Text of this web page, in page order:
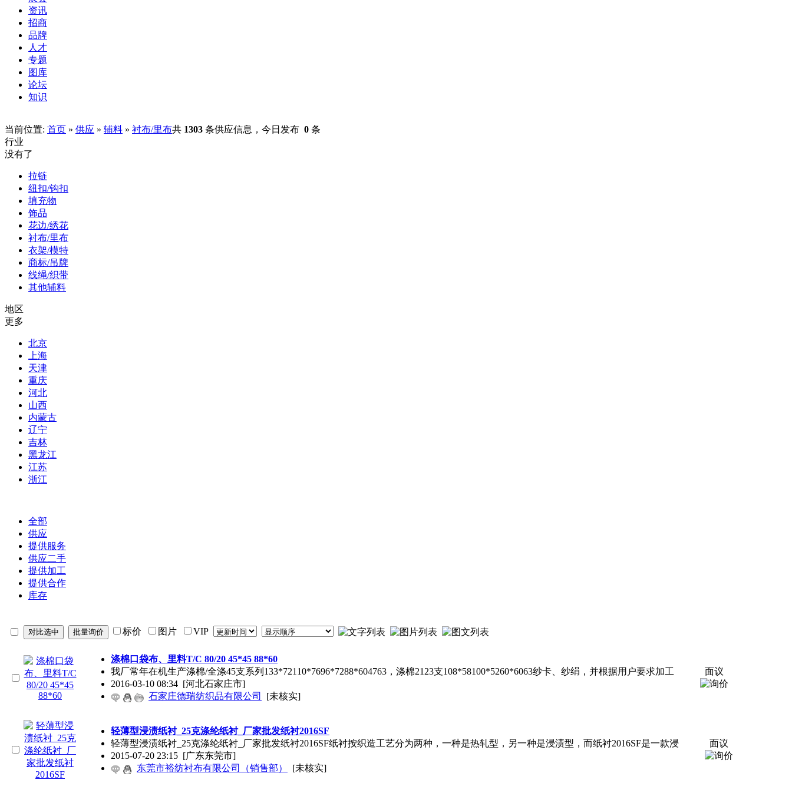
资讯
招商
品牌
人才
专题
图库
论坛
知识
当前位置: 首页 » 供应 » 辅料 » 衬布/里布共 1303 条供应信息，今日发布 0 条
行业
没有了
拉链
纽扣/钩扣
填充物
饰品
花边/绣花
衬布/里布
衣架/模特
商标/吊牌
线绳/织带
其他辅料
地区
更多
北京
上海
天津
重庆
河北
山西
内蒙古
辽宁
吉林
黑龙江
江苏
浙江
全部
供应
提供服务
供应二手
提供加工
提供合作
库存
标价 图片 VIP
涤棉口袋布、里料T/C 80/20 45*45 88*60
我厂常年在机生产涤棉/全涤45支系列133*72110*7696*7288*604763，涤棉2123支108*58100*5260*6063纱卡、纱绢，并根据用户要求加工
2016-03-10 08:34 [河北石家庄市]
石家庄德瑞纺织品有限公司
[未核实]
面议
轻薄型浸渍纸衬_25克涤纶纸衬_厂家批发纸衬2016SF
轻薄型浸渍纸衬_25克涤纶纸衬_厂家批发纸衬2016SF纸衬按织造工艺分为两种，一种是热轧型，另一种是浸渍型，而纸衬2016SF是一款浸
2015-07-20 23:15 [广东东莞市]
东莞市裕纺衬布有限公司（销售部）
[未核实]
面议